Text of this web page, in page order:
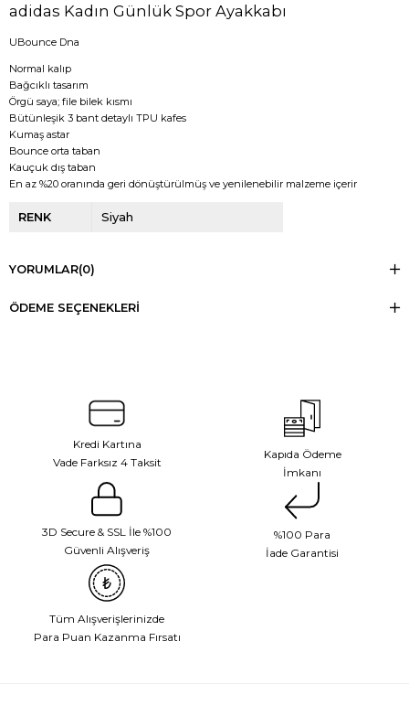
adidas Kadın Günlük Spor Ayakkabı
UBounce Dna
Normal kalıp
Bağcıklı tasarım
Örgü saya; file bilek kısmı
Bütünleşik 3 bant detaylı TPU kafes
Kumaş astar
Bounce orta taban
Kauçuk dış taban
En az %20 oranında geri dönüştürülmüş ve yenilenebilir malzeme içerir
RENK Siyah
YORUMLAR(0)
ÖDEME SEÇENEKLERI
Kredi Kartına
Vade Farksız 4 Taksit
Kapıda Ödeme
İmkanı
3D Secure & SSL İle %100
Güvenli Alışveriş
%100 Para
İade Garantisi
Tüm Alışverişlerinizde
Para Puan Kazanma Fırsatı